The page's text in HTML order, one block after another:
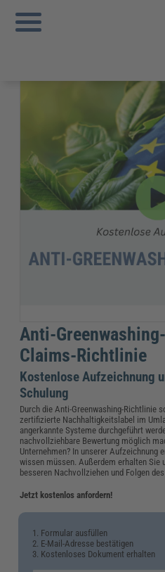
Sie sind hier:
Aufzeichnung Anti-Greenwashing-Richtlinie
Anti-
Claims-Richtlinie
Kostenlose Aufzeichnung
Schulung
Durch die Anti-Greenwashing-Richtlinie
zertifizierte Nachhaltigkeitslabel im
angerkannte Systeme durchgeführt
nachvollziehbare Bewertung möglich
Unternehmen? In unserer Aufzeichnung
wissen müssen. Außerdem erhalten
besseren Nachvollziehen und Folgen
Jetzt kostenlos anfordern!
1. Formular ausfüllen
2. E-Mail-Adresse bestätigen
3. Kostenloses Dokument erhalten